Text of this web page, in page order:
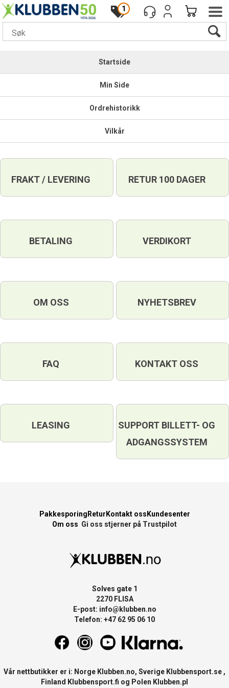
1
Startside
Min Side
Ordrehistorikk
Vilkår
FRAKT / LEVERING RETUR 100 DAGER
BETALING VERDIKORT
OM OSS NYHETSBREV
FAQ KONTAKT OSS
LEASING
SUPPORT BILLETT- OG
ADGANGSSYSTEM
PakkesporingReturKontakt ossKundesenter
Om oss Gi oss stjerner på Trustpilot
Solves gate 1
2270 FLISA
E-post: info@klubben.no
Telefon: +47 62 95 06 10
Vår nettbutikker er i: Norge Klubben.no, Sverige Klubbensport.se ,
Finland Klubbensport.fi og Polen Klubben.pl